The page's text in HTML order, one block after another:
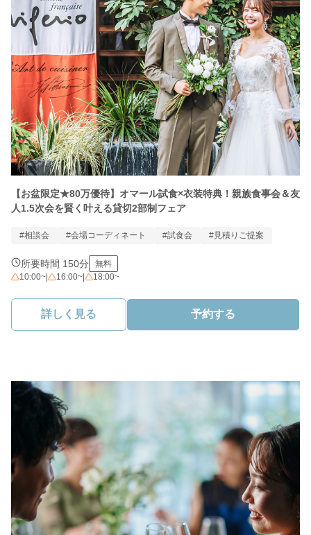
【お盆限定★80万優待】オマール試食×衣装特典！親族食事会＆友
人1.5次会を賢く叶える貸切2部制フェア
#相談会 #会場コーディネート #試食会 #見積りご提案
所要時間 150分
無料
10:00~
16:00~ 18:00~
詳しく見る 予約する